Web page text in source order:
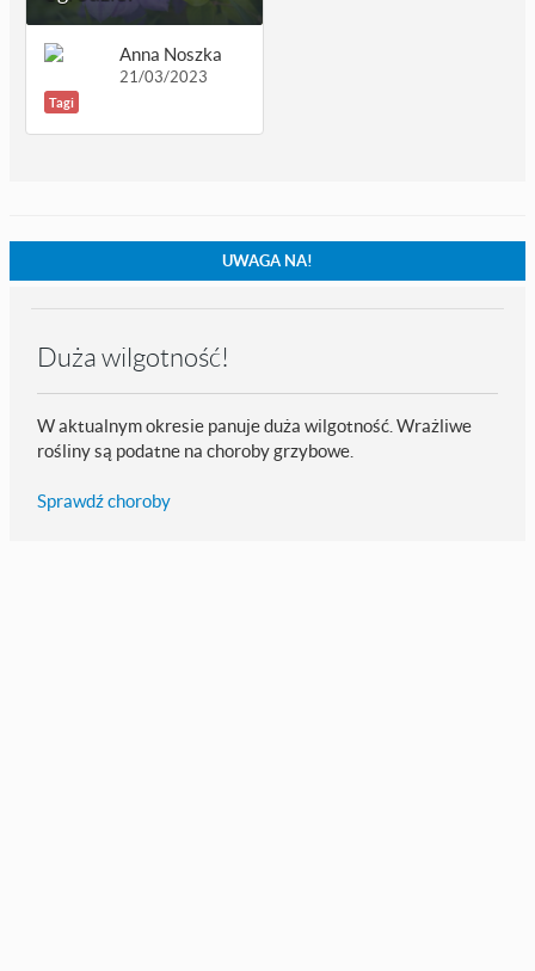
Anna Noszka
21/03/2023
Tagi
UWAGA NA!
Duża wilgotność!
W aktualnym okresie panuje duża wilgotność. Wrażliwe
rośliny są podatne na choroby grzybowe.
Sprawdź choroby